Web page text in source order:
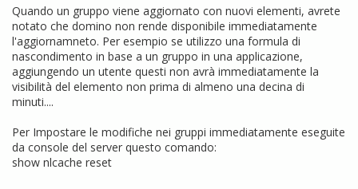
Quando un gruppo viene aggiornato con nuovi elementi, avrete
notato che domino non rende disponibile immediatamente
l'aggiornamneto. Per esempio se utilizzo una formula di
nascondimento in base a un gruppo in una applicazione,
aggiungendo un utente questi non avrà immediatamente la
visibilità del elemento non prima di almeno una decina di
minuti....
Per Impostare le modifiche nei gruppi immediatamente eseguite
da console del server questo comando:
show nlcache reset